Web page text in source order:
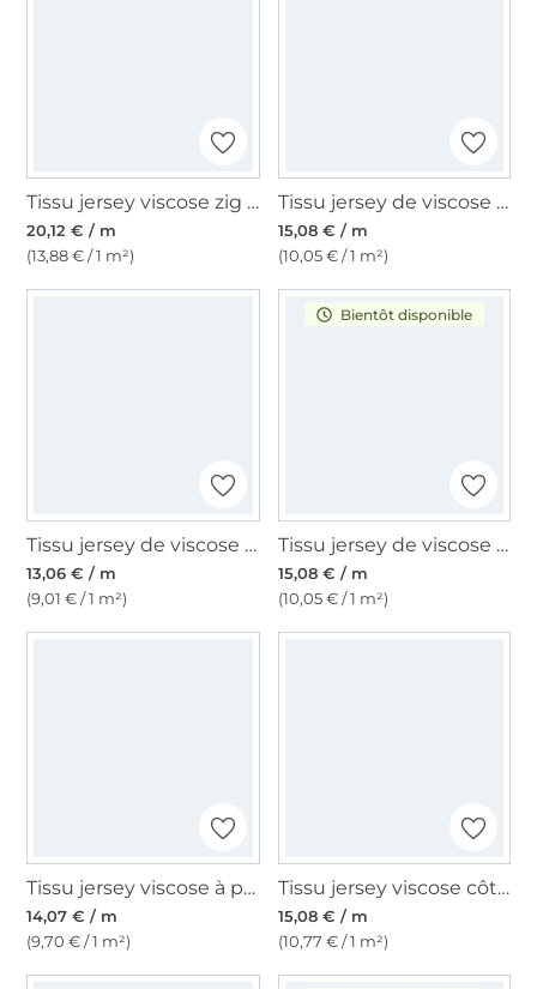
Tissu jersey viscose zig zag, rouge
20,12 € / m
(13,88 € / 1 m²)
Tissu jersey de viscose Vintage Modal Touch, blanc
15,08 € / m
(10,05 € / 1 m²)
Tissu jersey de viscose abstract blossom, noir
13,06 € / m
(9,01 € / 1 m²)
Bientôt disponible
Tissu jersey de viscose Faded Smooth Flowers, marron
15,08 € / m
(10,05 € / 1 m²)
Tissu jersey viscose à petites rayures small stripes, bleu marine
14,07 € / m
(9,70 € / 1 m²)
Tissu jersey viscose côtelé gratté brushed, bleu clair
15,08 € / m
(10,77 € / 1 m²)